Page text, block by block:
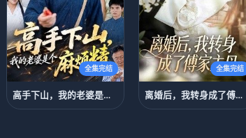
全集完结
高手下山，我的老婆是个麻烦精
全集完结
离婚后，我转身成了傅家主母